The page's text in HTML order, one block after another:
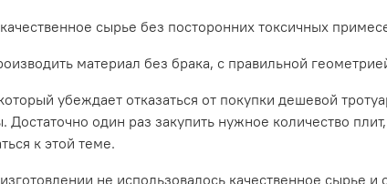
сырье без посторонних токсичных
материал без брака, с правильной
убеждает отказаться от покупки дешевой
один раз закупить нужное количество
к этой теме.
не использовалось качественное сырье и